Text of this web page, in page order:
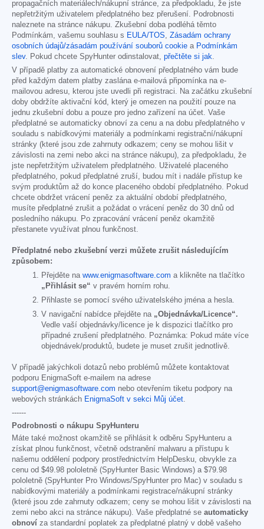
propagačních materiálech/nákupní stránce, za předpokladu, že jste
nepřetržitým uživatelem předplatného bez přerušení. Podrobnosti
naleznete na stránce nákupu. Zkušební doba podléhá těmto
Podmínkám, vašemu souhlasu s EULA/TOS
Zásadám ochrany
osobních údajů/zásadám používání souborů cookie a Podmínkám
slev. Pokud chcete SpyHunter odinstalovat, přečtěte si jak
V případě platby za automatické obnovení předplatného vám bude
před každým datem platby zaslána e-mailová připomínka na e-
mailovou adresu, kterou jste uvedli při registraci. Na začátku zkušební
doby obdržíte aktivační kód, který je omezen na použití pouze na
jednu zkušební dobu a pouze pro jedno zařízení na účet. Vaše
předplatné se automaticky obnoví za cenu a na dobu předplatného v
souladu s nabídkovými materiály a podmínkami registrační/nákupní
stránky (které jsou zde zahrnuty odkazem; ceny se mohou lišit v
závislosti na zemi nebo akci na stránce nákupu), za předpokladu, že
jste nepřetržitým uživatelem předplatného. Uživatelé placeného
předplatného, pokud předplatné zruší, budou mít i nadále přístup ke
svým produktům až do konce placeného období předplatného. Pokud
chcete obdržet vrácení peněz za aktuální období předplatného,
musíte předplatné zrušit a požádat o vrácení peněz do 30 dnů od
posledního nákupu. Po zpracování vrácení peněz okamžitě
přestanete využívat plnou funkčnost.
Předplatné nebo zkušební verzi můžete zrušit následujícím
způsobem:
Přejděte na www.enigmasoftware.com a klikněte na tlačítko
„Přihlásit se“ v pravém horním rohu.
Přihlaste se pomocí svého uživatelského jména a hesla.
V navigační nabídce přejděte na „Objednávka/Licence“.
Vedle vaší objednávky/licence je k dispozici tlačítko pro
případné zrušení předplatného. Poznámka: Pokud máte více
objednávek/produktů, budete je muset zrušit jednotlivě.
V případě jakýchkoli dotazů nebo problémů můžete kontaktovat
podporu EnigmaSoft e-mailem na adrese
support@enigmasoftware.com nebo otevřením tiketu podpory na
webových stránkách EnigmaSoft v sekci Můj účet.
------
Podrobnosti o nákupu SpyHunteru
Máte také možnost okamžitě se přihlásit k odběru SpyHunteru a
získat plnou funkčnost, včetně odstranění malwaru a přístupu k
našemu oddělení podpory prostřednictvím HelpDesku, obvykle za
cenu od $49.98 pololetně (SpyHunter Basic Windows) a $79.98
pololetně (SpyHunter Pro Windows/SpyHunter pro Mac) v souladu s
nabídkovými materiály a podmínkami registrace/nákupní stránky
(které jsou zde zahrnuty odkazem; ceny se mohou lišit v závislosti na
zemi nebo akci na stránce nákupu). Vaše předplatné se automaticky
obnoví za standardní poplatek za předplatné platný v době vašeho